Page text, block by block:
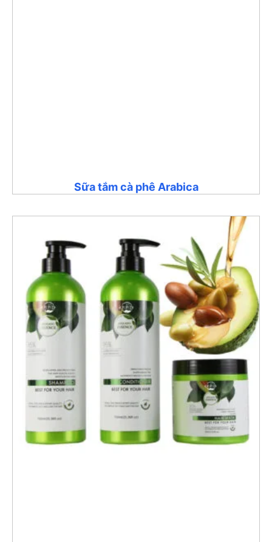
Sữa tắm cà phê Arabica